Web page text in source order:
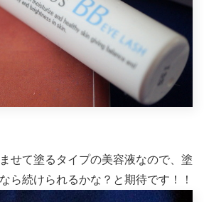
せて塗るタイプの美容液なので、塗
ら続けられるかな？と期待です！！